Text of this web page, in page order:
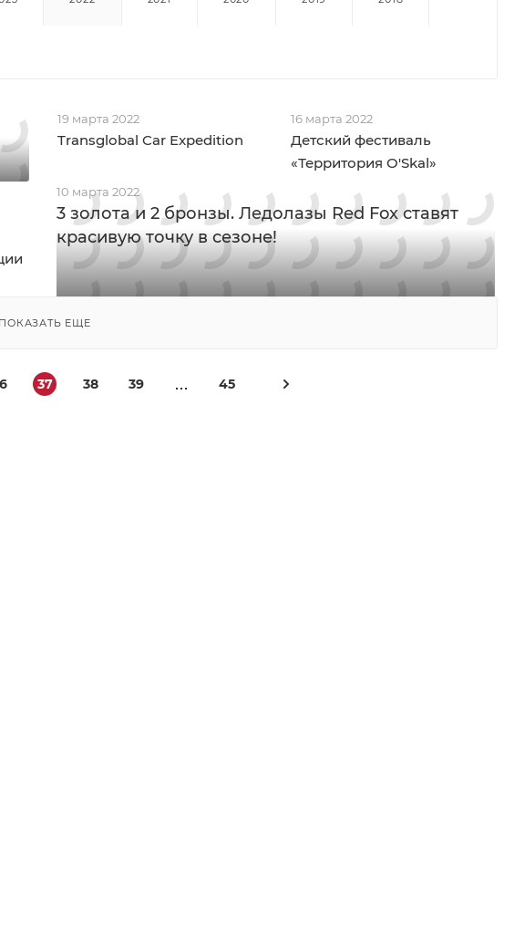
19 марта 2022
Transglobal Car Expedition
16 марта 2022
Детский фестиваль
«Территория O'Skal»
10 марта 2022
3 золота и 2 бронзы. Ледолазы Red Fox ставят
красивую точку в сезоне!
ПОКАЗАТЬ ЕЩЕ
37 38 39 45